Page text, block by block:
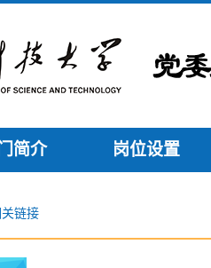
简介 岗位设置
链接